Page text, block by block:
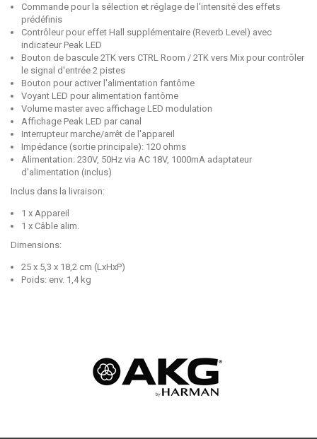
Commande pour la sélection et réglage de l'intensité des effets
prédéfinis
Contrôleur pour effet Hall supplémentaire (Reverb Level) avec
indicateur Peak LED
Bouton de bascule 2TK vers CTRL Room / 2TK vers Mix pour contrôler
le signal d'entrée 2 pistes
Bouton pour activer l'alimentation fantôme
Voyant LED pour alimentation fantôme
Volume master avec affichage LED modulation
Affichage Peak LED par canal
Interrupteur marche/arrêt de l'appareil
Impédance (sortie principale): 120 ohms
Alimentation: 230V, 50Hz via AC 18V, 1000mA adaptateur
d'alimentation (inclus)
Inclus dans la livraison:
1 x Appareil
1 x Câble alim.
Dimensions:
25 x 5,3 x 18,2 cm (LxHxP)
Poids: env. 1,4 kg